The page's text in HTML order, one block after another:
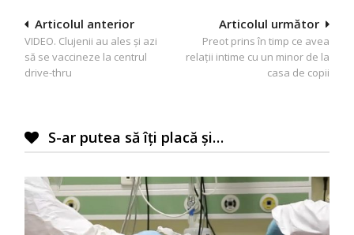
Navigare
în
articole
Articolul următor
Preot prins în timp ce avea
relații intime cu un minor de la
casa de copii
Articolul anterior
VIDEO. Clujenii au ales și azi
să se vaccineze la centrul
drive-thru
S-ar putea să îți placă și…